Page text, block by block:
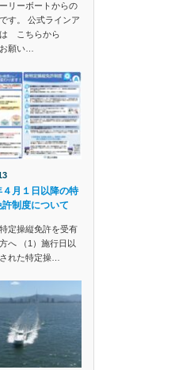
リーボートからの
す。 公式ラインア
は こちらから
願い…
４月１日以降の特
許制度について
定操縦免許を受有
へ （1）施行日以
れた特定操…